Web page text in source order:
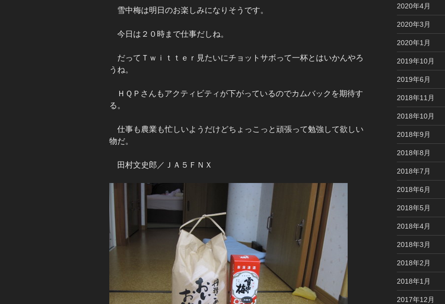
雪中梅は明日のお楽しみになりそうです。
今日は２０時まで仕事だしね。
だってＴｗｉｔｔｅｒ見たいにチョットサボって一杯とはいかんやろ
うね。
ＨＱＰさんもアクティビティが下がっているのでカムバックを期待す
る。
仕事も農業も忙しいようだけどちょっこっと頑張って勉強して欲しい
物だ。
田村文史郎／ＪＡ５ＦＮＸ
2020年4月
2020年3月
2020年1月
2019年10月
2019年6月
2018年11月
2018年10月
2018年9月
2018年8月
2018年7月
2018年6月
2018年5月
2018年4月
2018年3月
2018年2月
2018年1月
2017年12月